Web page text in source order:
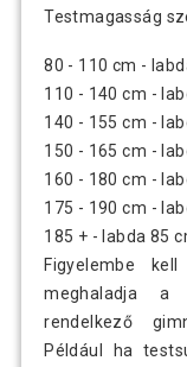
Testmagasság
80 - 110 cm -
110 - 140 cm -
140 - 155 cm -
150 - 165 cm -
160 - 180 cm -
175 - 190 cm -
185 + - labda 85
Figyelembe
meghaladja a
rendelkező
Például ha